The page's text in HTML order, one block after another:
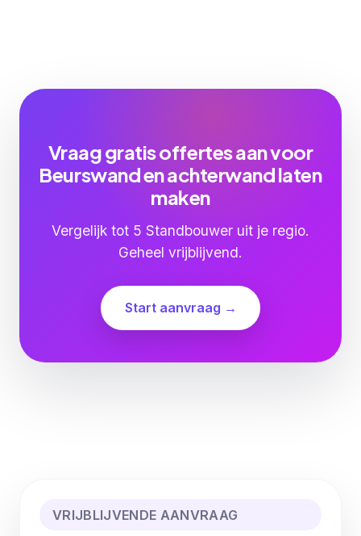
Vraag gratis offertes aan voor
Beurswand en achterwand laten
maken
Vergelijk tot 5 Standbouwer uit je regio.
Geheel vrijblijvend.
Start aanvraag →
VRIJBLIJVENDE AANVRAAG